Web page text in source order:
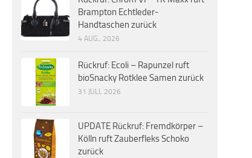
Brampton Echtleder-
Handtaschen zurück
4 AUG., 2026
Rückruf: Ecoli – Rapunzel ruft
bioSnacky Rotklee Samen zurück
31 JULI, 2026
UPDATE Rückruf: Fremdkörper –
Kölln ruft Zauberfleks Schoko
zurück